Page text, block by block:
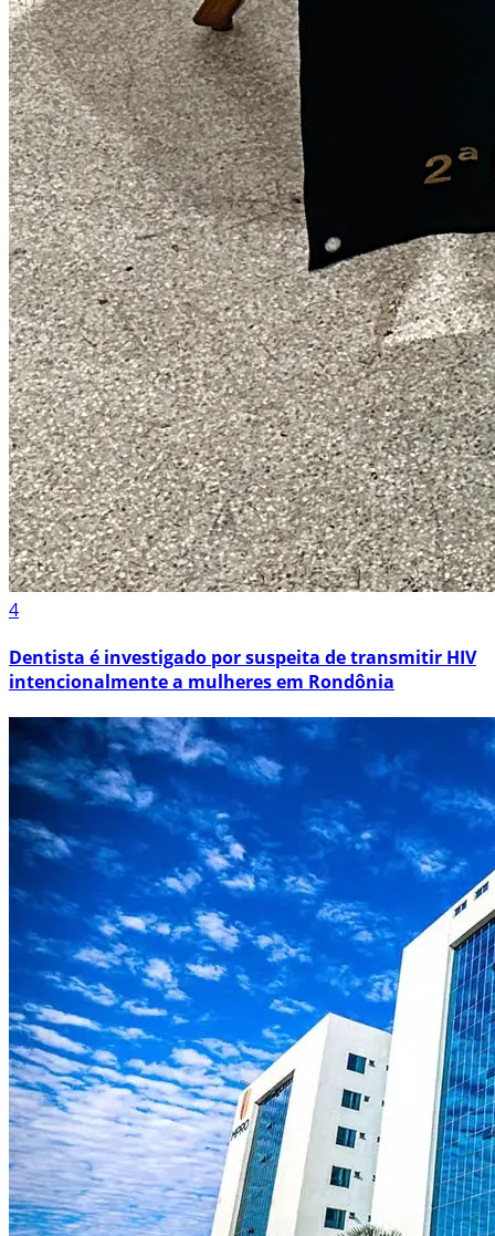
4
Dentista é investigado por suspeita de transmitir HIV
intencionalmente a mulheres em Rondônia